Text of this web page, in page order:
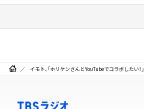
イモト、「ホリケンさんとYouTubeでコラボしたい！」